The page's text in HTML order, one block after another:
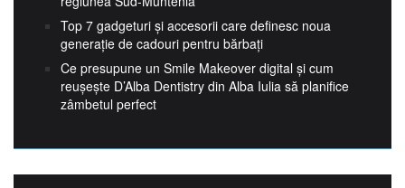
Top 7 gadgeturi și accesorii care definesc noua
generație de cadouri pentru bărbați
Ce presupune un Smile Makeover digital și cum
reușește D’Alba Dentistry din Alba Iulia să planifice
zâmbetul perfect